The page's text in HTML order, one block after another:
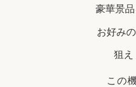
豪華景
お好み
狙え
この